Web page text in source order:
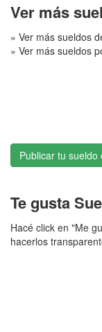
Ver más
» Ver más sueldos
» Ver más sueldos
Publicar tu sueldo
Te gusta
Hacé click en "Me
hacerlos